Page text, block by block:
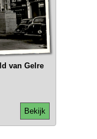
van Gelre
Bekijk